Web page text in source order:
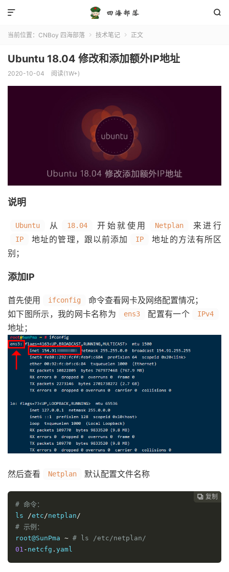


当前位置： CNBoy 四海部落  技术笔记  正文
Ubuntu 18.04 修改和添加额外IP地址
2020-10-04 阅读(1W+)
说明
Ubuntu 从 18.04 开始就使用 Netplan 来进行
IP 地址的管理，跟以前添加 IP
地址的方法有所区
别；
添加IP
首先使用 ifconfig
命令查看网卡及网络配置情况；
如下图所示，我的网卡名称为
ens3 配置有一个 IPv4
地址；
然后查看 Netplan 默认配置文件名称
 复制
 复制
 复制
 复制
 复制
# 命令：
ls
/etc /netplan /
# 示例：
root@SunPma ~ # ls /etc/netplan/
01 - netcfg . yaml